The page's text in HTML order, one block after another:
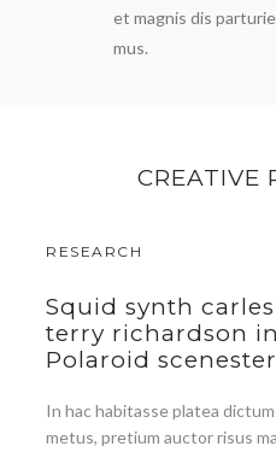
et magnis dis
mus.
CREATIVE
RESEARCH
Squid synth
terry richardson
Polaroid scenester
In hac habitasse platea
metus, pretium auctor risus